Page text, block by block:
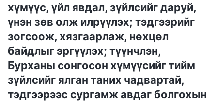
хүмүүс, үйл явдал, зүйлсийг даруй,
үнэн зөв олж илрүүлэх; тэдгээрийг
зогсоож, хязгаарлаж, нөхцөл
байдлыг эргүүлэх; түүнчлэн,
Бурханы сонгосон хүмүүсийг тийм
зүйлсийг ялган таних чадвартай,
тэдгээрээс сургамж авдаг болгохын